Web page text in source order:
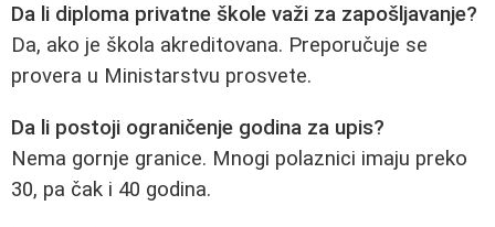
Da li diploma privatne škole važi za zapošljavanje?
Da, ako je škola akreditovana. Preporučuje se
provera u Ministarstvu prosvete.
Da li postoji ograničenje godina za upis?
Nema gornje granice. Mnogi polaznici imaju preko
30, pa čak i 40 godina.